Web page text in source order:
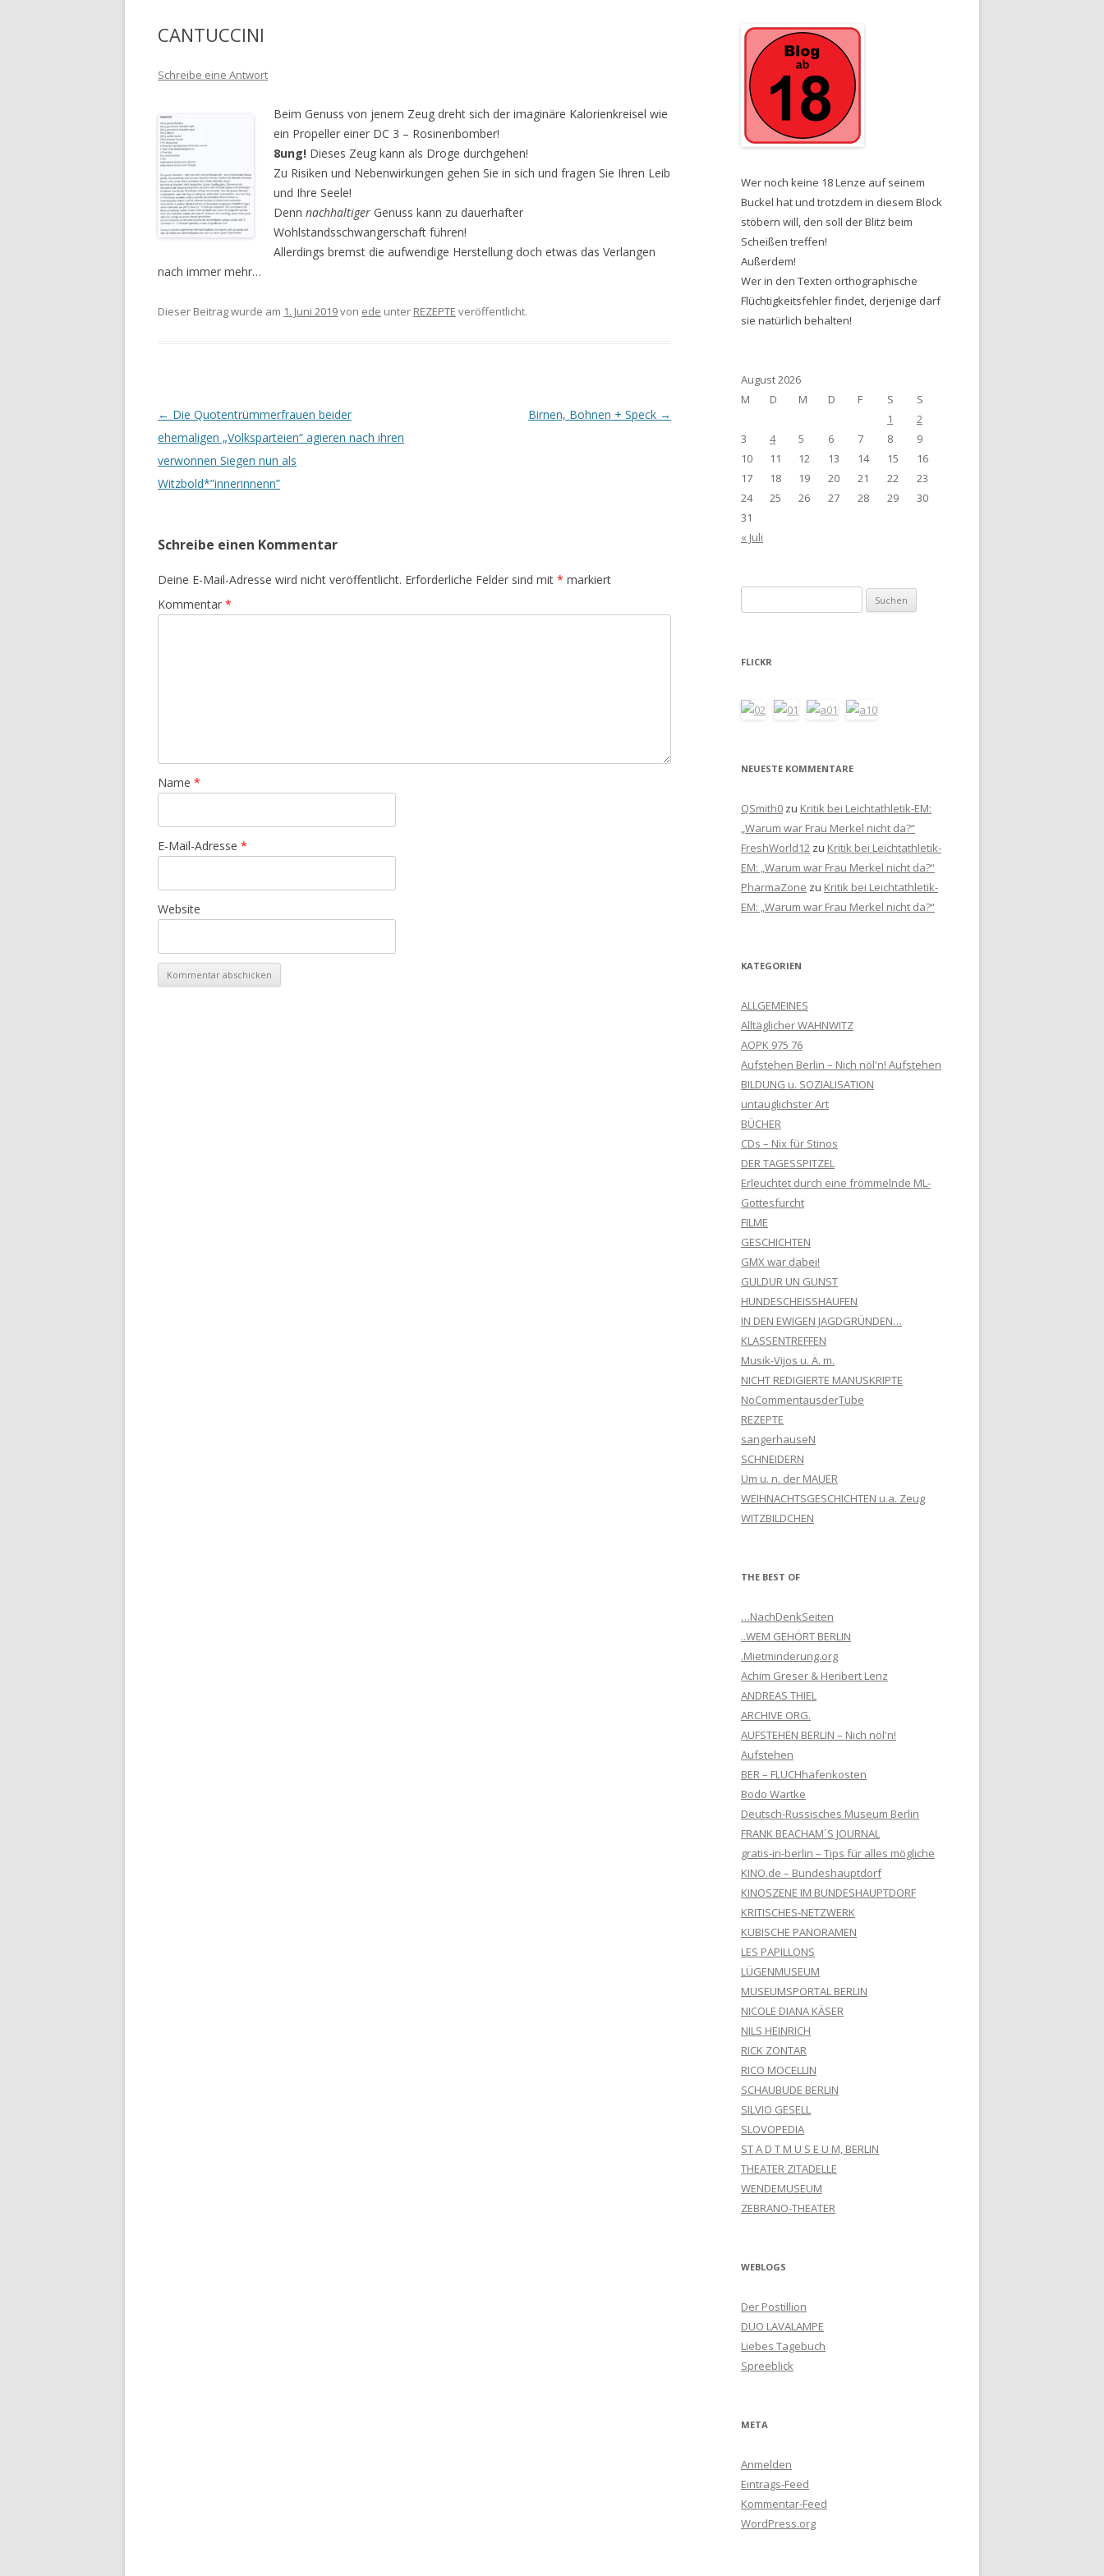
CANTUCCINI
Schreibe eine Antwort
Beim Genuss von jenem Zeug dreht sich der imaginäre Kalorienkreisel wie
ein Propeller einer DC 3 – Rosinenbomber!
8ung! Dieses Zeug kann als Droge durchgehen!
Zu Risiken und Nebenwirkungen gehen Sie in sich und fragen Sie Ihren Leib
und Ihre Seele!
Denn nachhaltiger Genuss kann zu dauerhafter
Wohlstandsschwangerschaft führen!
Allerdings bremst die aufwendige Herstellung doch etwas das Verlangen
nach immer mehr…
Dieser Beitrag wurde am 1. Juni 2019von ede unter REZEPTE veröffentlicht.
Beitrags-
Navigation
← Die Quotentrümmerfrauen beider
ehemaligen „Volksparteien“ agieren nach ihren
verwonnen Siegen nun als
Witzbold*”innerinnenn”
Birnen, Bohnen + Speck →
Schreibe einen Kommentar
Deine E-Mail-Adresse wird nicht veröffentlicht. Erforderliche Felder sind mit * markiert
Kommentar *
Name *
E-Mail-Adresse *
Website
Wer noch keine 18 Lenze auf seinem
Buckel hat und trotzdem in diesem Block
stöbern will, den soll der Blitz beim
Scheißen treffen!
Außerdem!
Wer in den Texten orthographische
Flüchtigkeitsfehler findet, derjenige darf
sie natürlich behalten!
August 2026
M
D M D F S
S
1
2
3
4 5 6 7 8
9
10
11 12 13 14 15
16
17
18 19 20 21 22
23
24
25 26 27 28 29
30
31
« Juli
nach:
FLICKR
NEUESTE KOMMENTARE
QSmith0 zu Kritik bei Leichtathletik-EM:
„Warum war Frau Merkel nicht da?“
FreshWorld12 zu Kritik bei Leichtathletik-
EM: „Warum war Frau Merkel nicht da?“
PharmaZone zu Kritik bei Leichtathletik-
EM: „Warum war Frau Merkel nicht da?“
KATEGORIEN
ALLGEMEINES
Alltäglicher WAHNWITZ
AOPK 975 76
Aufstehen Berlin – Nich nöl'n! Aufstehen
BILDUNG u. SOZIALISATION
untauglichster Art
BÜCHER
CDs – Nix für Stinos
DER TAGESSPITZEL
Erleuchtet durch eine frömmelnde ML-
Gottesfurcht
FILME
GESCHICHTEN
GMX war dabei!
GULDUR UN GUNST
HUNDESCHEISSHAUFEN
IN DEN EWIGEN JAGDGRÜNDEN…
KLASSENTREFFEN
Musik-Vijos u. Ä. m.
NICHT REDIGIERTE MANUSKRIPTE
NoCommentausderTube
REZEPTE
sangerhauseN
SCHNEIDERN
Um u. n. der MAUER
WEIHNACHTSGESCHICHTEN u.a. Zeug
WITZBILDCHEN
THE BEST OF
…NachDenkSeiten
..WEM GEHÖRT BERLIN
.Mietminderung.org
Achim Greser & Heribert Lenz
ANDREAS THIEL
ARCHIVE ORG.
AUFSTEHEN BERLIN – Nich nöl'n!
Aufstehen
BER – FLUCHhafenkosten
Bodo Wartke
Deutsch-Russisches Museum Berlin
FRANK BEACHAM´S JOURNAL
gratis-in-berlin – Tips für alles mögliche
KINO.de – Bundeshauptdorf
KINOSZENE IM BUNDESHAUPTDORF
KRITISCHES-NETZWERK
KUBISCHE PANORAMEN
LES PAPILLONS
LÜGENMUSEUM
MUSEUMSPORTAL BERLIN
NICOLE DIANA KÄSER
NILS HEINRICH
RICK ZONTAR
RICO MOCELLIN
SCHAUBUDE BERLIN
SILVIO GESELL
SLOVOPEDIA
ST A D T M U S E U M, BERLIN
THEATER ZITADELLE
WENDEMUSEUM
ZEBRANO-THEATER
WEBLOGS
Der Postillion
DUO LAVALAMPE
Liebes Tagebuch
Spreeblick
META
Anmelden
Eintrags-Feed
Kommentar-Feed
WordPress.org